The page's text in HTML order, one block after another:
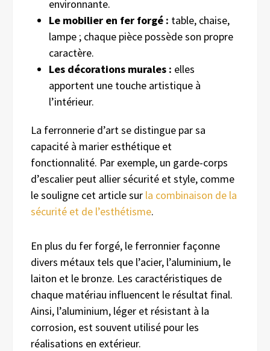
environnante.
Le mobilier en fer forgé : table, chaise,
lampe ; chaque pièce possède son propre
caractère.
Les décorations murales : elles
apportent une touche artistique à
l’intérieur.
La ferronnerie d’art se distingue par sa
capacité à marier esthétique et
fonctionnalité. Par exemple, un garde-corps
d’escalier peut allier sécurité et style, comme
le souligne cet article sur la combinaison de la
sécurité et de l’esthétisme.
En plus du fer forgé, le ferronnier façonne
divers métaux tels que l’acier, l’aluminium, le
laiton et le bronze. Les caractéristiques de
chaque matériau influencent le résultat final.
Ainsi, l’aluminium, léger et résistant à la
corrosion, est souvent utilisé pour les
réalisations en extérieur.